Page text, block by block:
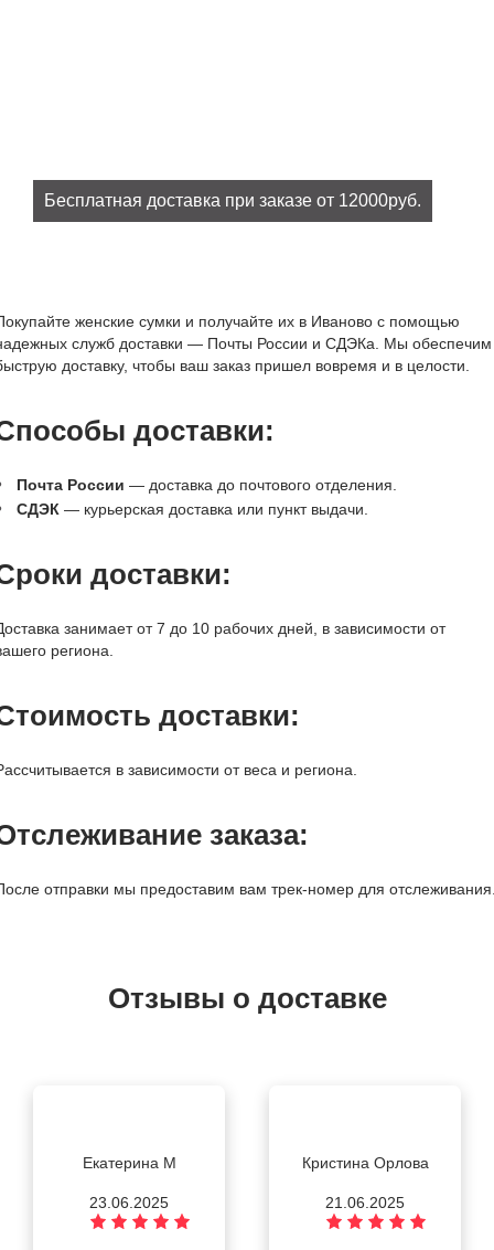
Бесплатная доставка при заказе от 12000руб.
женские сумки и получайте их в Иваново с помощью
служб доставки — Почты России и СДЭКа. Мы обеспечим
доставку, чтобы ваш заказ пришел вовремя и в целости.
доставки:
Почта России — доставка до почтового отделения.
СДЭК — курьерская доставка или пункт выдачи.
доставки:
занимает от 7 до 10 рабочих дней, в зависимости от
региона.
доставки:
в зависимости от веса и региона.
заказа:
отправки мы предоставим вам трек-номер для
Отзывы о доставке
Екатерина М
23.06.2025
Кристина Орлова
21.06.2025